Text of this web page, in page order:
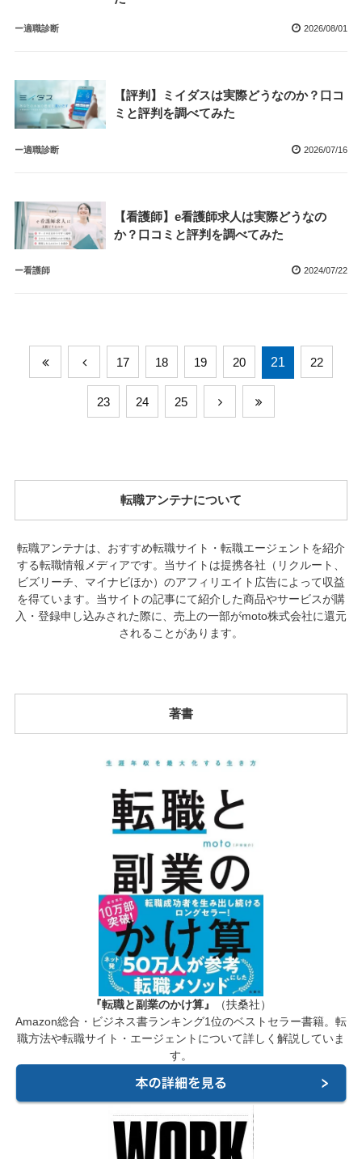
ー適職診断 2026/08/01
【評判】ミイダスは実際どうなのか？口コ
ミと評判を調べてみた
ー適職診断 2026/07/16
【看護師】e看護師求人は実際どうなの
か？口コミと評判を調べてみた
ー看護師 2024/07/22
17 18 19 20 21 22
23 24 25
転職アンテナについて
転職アンテナは、おすすめ転職サイト・転職エージェントを紹介
する転職情報メディアです。当サイトは提携各社（リクルート、
ビズリーチ、マイナビほか）のアフィリエイト広告によって収益
を得ています。当サイトの記事にて紹介した商品やサービスが購
入・登録申し込みされた際に、売上の一部がmoto株式会社に還元
されることがあります。
著書
『転職と副業のかけ算』
（扶桑社）
Amazon総合・ビジネス書ランキング1位のベストセラー書籍。転
職方法や転職サイト・エージェントについて詳しく解説していま
す。